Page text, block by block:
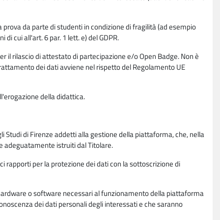
da parte di studenti in condizione di fragilità (ad esempio
cui all'art. 6 par. 1 lett. e) del GDPR.
il rilascio di attestato di partecipazione e/o Open Badge. Non è
dei dati avviene nel rispetto del Regolamento UE
della didattica.
di Firenze addetti alla gestione della piattaforma, che, nella
adeguatamente istruiti dal Titolare.
rapporti per la protezione dei dati con la sottoscrizione di
o software necessari al funzionamento della piattaforma
dei dati personali degli interessati e che saranno